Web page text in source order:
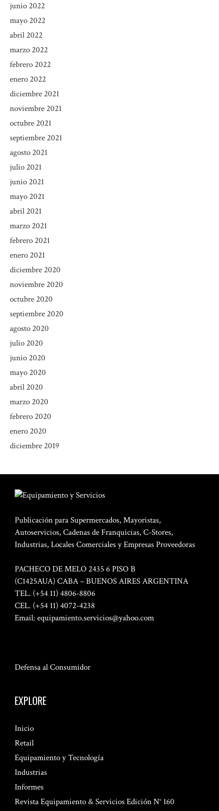
junio 2022
mayo 2022
abril 2022
marzo 2022
febrero 2022
enero 2022
diciembre 2021
noviembre 2021
octubre 2021
septiembre 2021
agosto 2021
julio 2021
junio 2021
mayo 2021
abril 2021
marzo 2021
febrero 2021
enero 2021
diciembre 2020
noviembre 2020
octubre 2020
septiembre 2020
agosto 2020
julio 2020
junio 2020
mayo 2020
abril 2020
marzo 2020
febrero 2020
enero 2020
diciembre 2019
Publicación para Supermercados, Mayoristas,
Autoservicios, Cadenas de Franquicias, C-Stores,
Industrias, Locales Comerciales y Empresas Proveedoras
PACHECO DE MELO 2435 6 PISO B
(C1425AUA) CABA – BUENOS AIRES ARGENTINA
TEL. (+54 11) 4806-8806
CEL. (+54 11) 4072-4238
Email: equipamiento.servicios@yahoo.com
Defensa al Consumidor
EXPLORE
Inicio
Retail
Equipamiento y Tecnología
Industrias
Informes
Revista Equipamiento & Servicios Edición N° 160